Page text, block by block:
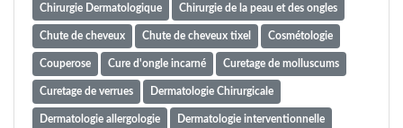
Chirurgie Dermatologique Chirurgie de la peau et des ongles
Chute de cheveux Chute de cheveux tixel Cosmétologie
Couperose Cure d'ongle incarné Curetage de molluscums
Curetage de verrues Dermatologie Chirurgicale
Dermatologie allergologie Dermatologie interventionnelle